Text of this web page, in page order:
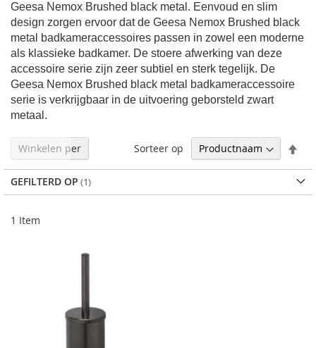
Geesa Nemox Brushed black metal. Eenvoud en slim
design zorgen ervoor dat de Geesa Nemox Brushed black
metal badkameraccessoires passen in zowel een moderne
als klassieke badkamer. De stoere afwerking van deze
accessoire serie zijn zeer subtiel en sterk tegelijk. De
Geesa Nemox Brushed black metal badkameraccessoire
serie is verkrijgbaar in de uitvoering geborsteld zwart
metaal.
1 Item
Sorteer op
Winkelen per
GEFILTERD OP